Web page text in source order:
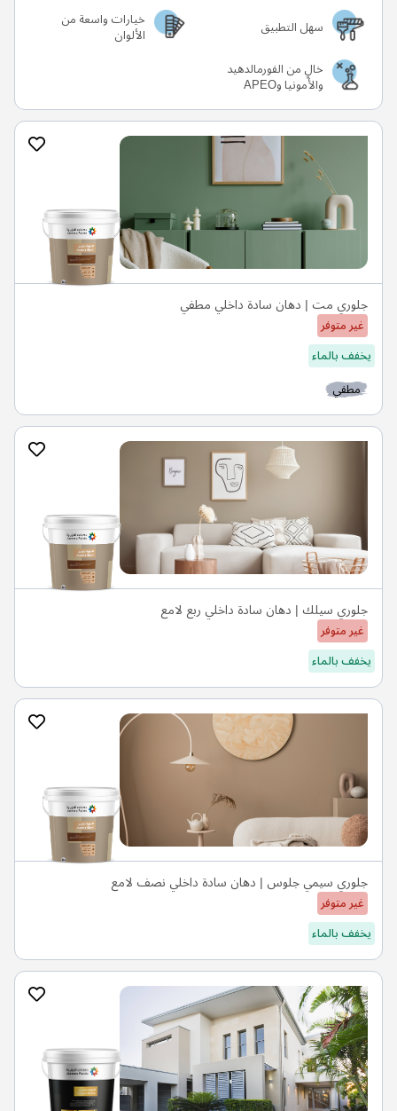
سهل التطبيق
خيارات واسعة من
الألوان
خالٍ من الفورمالدهيد
والأمونيا وAPEO
جلوري مت | دهان سادة داخلي مطفي
غير متوفر
يخفف بالماء
مطفي
جلوري سيلك | دهان سادة داخلي ربع لامع
غير متوفر
يخفف بالماء
جلوري سيمي جلوس | دهان سادة داخلي نصف لامع
غير متوفر
يخفف بالماء